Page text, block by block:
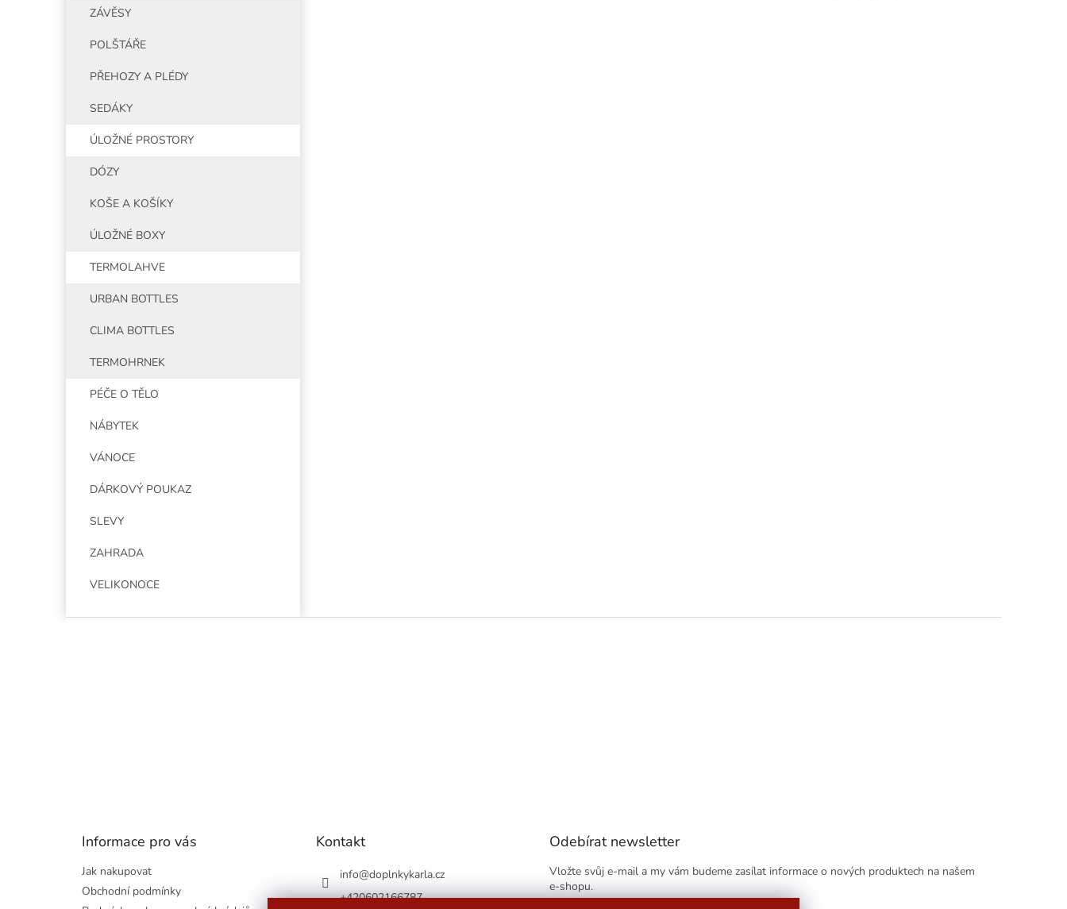
ZÁVĚSY
POLŠTÁŘE
PŘEHOZY A PLÉDY
SEDÁKY
ÚLOŽNÉ PROSTORY
DÓZY
KOŠE A KOŠÍKY
ÚLOŽNÉ BOXY
TERMOLAHVE
URBAN BOTTLES
CLIMA BOTTLES
TERMOHRNEK
PÉČE O TĚLO
NÁBYTEK
VÁNOCE
DÁRKOVÝ POUKAZ
SLEVY
ZAHRADA
VELIKONOCE
Informace pro vás
Jak nakupovat
Obchodní podmínky
Kontakt
info@doplnkykarla.cz
+420602166787
Odebírat newsletter
Vložte svůj e-mail a my vám budeme zasílat informace o nových produktech na našem
e-shopu.